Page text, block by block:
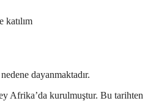
katılım
dayanmaktadır.
Afrika’da kurulmuştur. Bu tarihten